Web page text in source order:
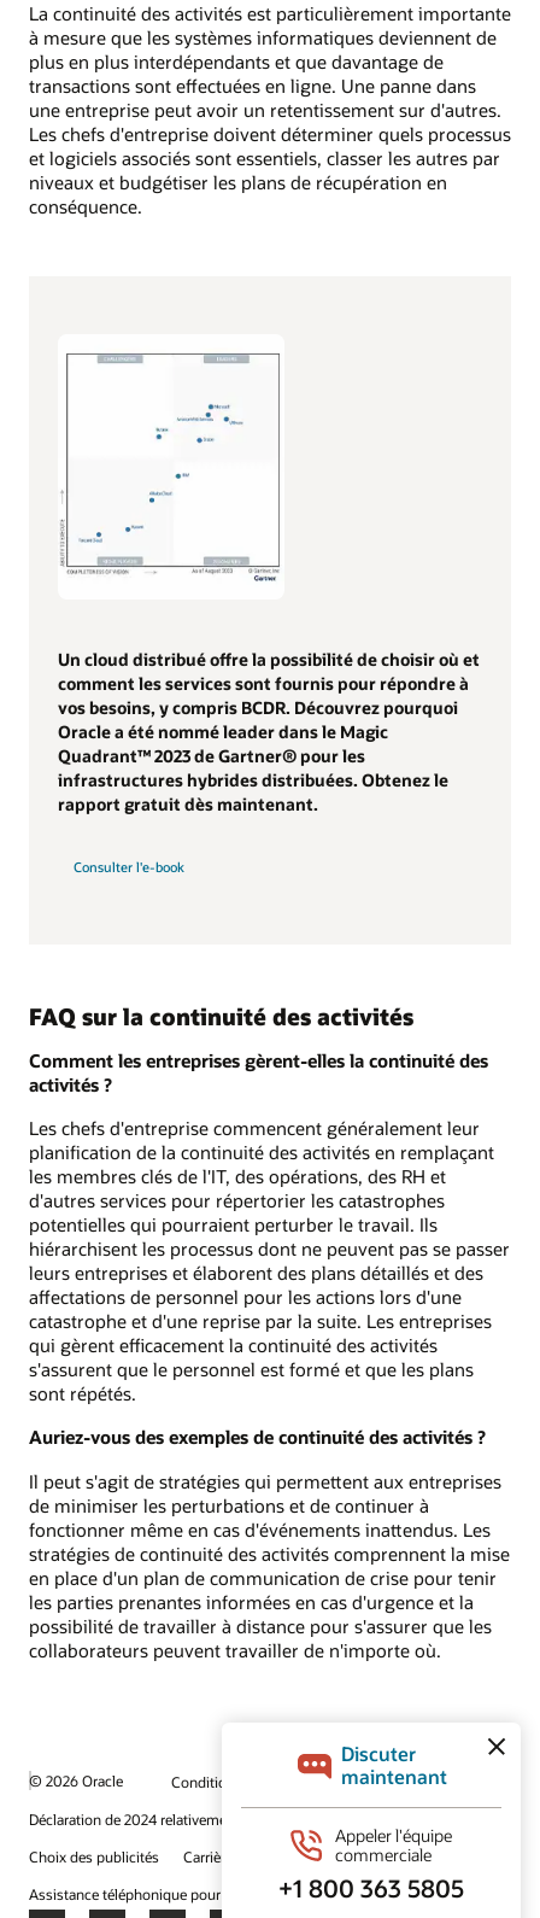
La continuité des activités est particulièrement importante
à mesure que les systèmes informatiques deviennent de
plus en plus interdépendants et que davantage de
transactions sont effectuées en ligne. Une panne dans
une entreprise peut avoir un retentissement sur d'autres.
Les chefs d'entreprise doivent déterminer quels processus
et logiciels associés sont essentiels, classer les autres par
niveaux et budgétiser les plans de récupération en
conséquence.
Un cloud distribué offre la possibilité de choisir où et
comment les services sont fournis pour répondre à
vos besoins, y compris BCDR. Découvrez pourquoi
Oracle a été nommé leader dans le Magic
Quadrant™ 2023 de Gartner® pour les
infrastructures hybrides distribuées. Obtenez le
rapport gratuit dès maintenant.
Consulter l'e-book
FAQ sur la continuité des activités
Comment les entreprises gèrent-elles la continuité des
activités ?
Les chefs d'entreprise commencent généralement leur
planification de la continuité des activités en remplaçant
les membres clés de l'IT, des opérations, des RH et
d'autres services pour répertorier les catastrophes
potentielles qui pourraient perturber le travail. Ils
hiérarchisent les processus dont ne peuvent pas se passer
leurs entreprises et élaborent des plans détaillés et des
affectations de personnel pour les actions lors d'une
catastrophe et d'une reprise par la suite. Les entreprises
qui gèrent efficacement la continuité des activités
s'assurent que le personnel est formé et que les plans
sont répétés.
Auriez-vous des exemples de continuité des activités ?
Il peut s'agit de stratégies qui permettent aux entreprises
de minimiser les perturbations et de continuer à
fonctionner même en cas d'événements inattendus. Les
stratégies de continuité des activités comprennent la mise
en place d'un plan de communication de crise pour tenir
les parties prenantes informées en cas d'urgence et la
possibilité de travailler à distance pour s'assurer que les
collaborateurs peuvent travailler de n'importe où.
© 2026 Oracle
Conditions d’utilisation et vie privée
Déclaration de 2024 relativement au travail forcé
Choix des publicités
Carrières
S’abonner aux courriels
Assistance téléphonique pour le respect de l'intégrité
Nous contacter